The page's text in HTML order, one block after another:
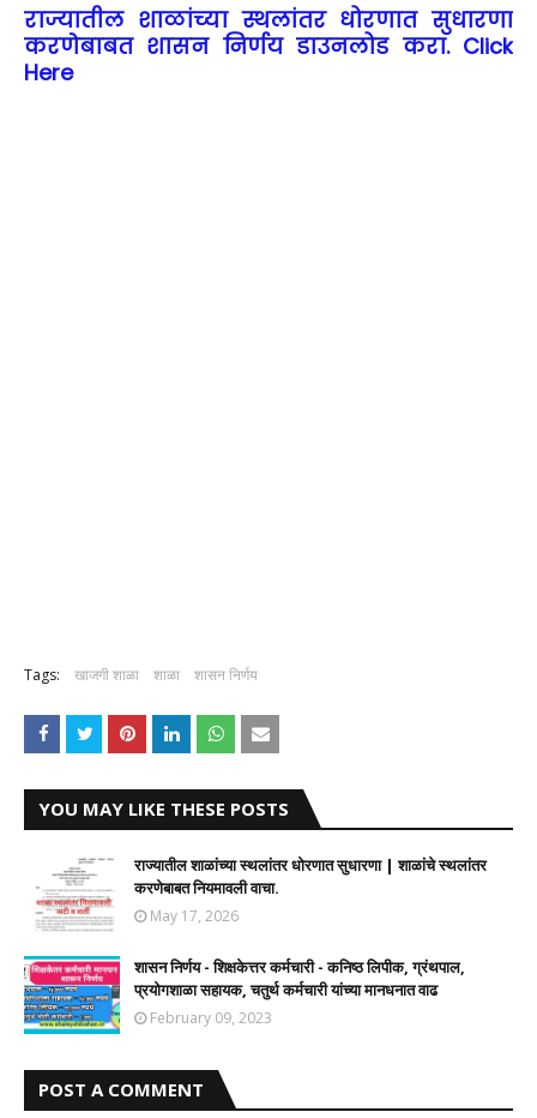
राज्यातील शाळांच्या स्थलांतर धोरणात सुधारणा
करणेबाबत शासन निर्णय डाउनलोड करा. Click
Here
Tags: खाजगी शाळा शाळा शासन निर्णय
YOU MAY LIKE THESE POSTS
राज्यातील शाळांच्या स्थलांतर धोरणात सुधारणा | शाळांचे स्थलांतर
करणेबाबत नियमावली वाचा.
May 17, 2026
शासन निर्णय - शिक्षकेत्तर कर्मचारी - कनिष्ठ लिपीक, ग्रंथपाल,
प्रयोगशाळा सहायक, चतुर्थ कर्मचारी यांच्या मानधनात वाढ
February 09, 2023
POST A COMMENT